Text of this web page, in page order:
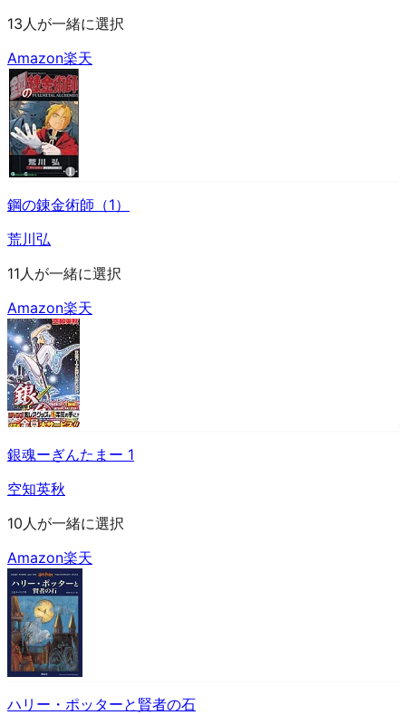
13人が一緒に選択
Amazon楽天
鋼の錬金術師（1）
荒川弘
11人が一緒に選択
Amazon楽天
銀魂ーぎんたまー 1
空知英秋
10人が一緒に選択
Amazon楽天
ハリー・ポッターと賢者の石